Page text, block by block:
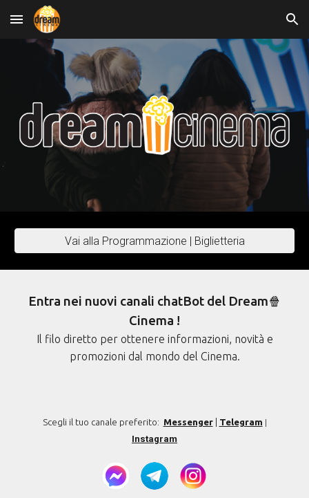
Skip to main content Skip to navigation
Vai alla Programmazione | Biglietteria
Entra nei nuovi canali chatBot del Dream🍿
Cinema !
Il filo diretto per ottenere informazioni, novità e
promozioni dal mondo del Cinema.
Scegli il tuo canale preferito: Messenger| Telegram |
Instagram